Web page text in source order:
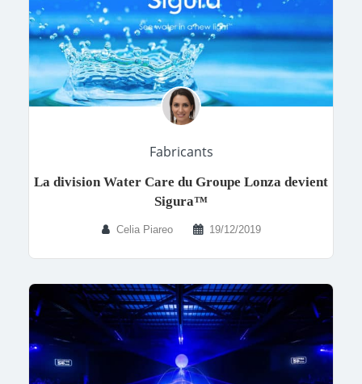
Fabricants
La division Water Care du Groupe Lonza devient
Sigura™
Celia Piareo 19/12/2019